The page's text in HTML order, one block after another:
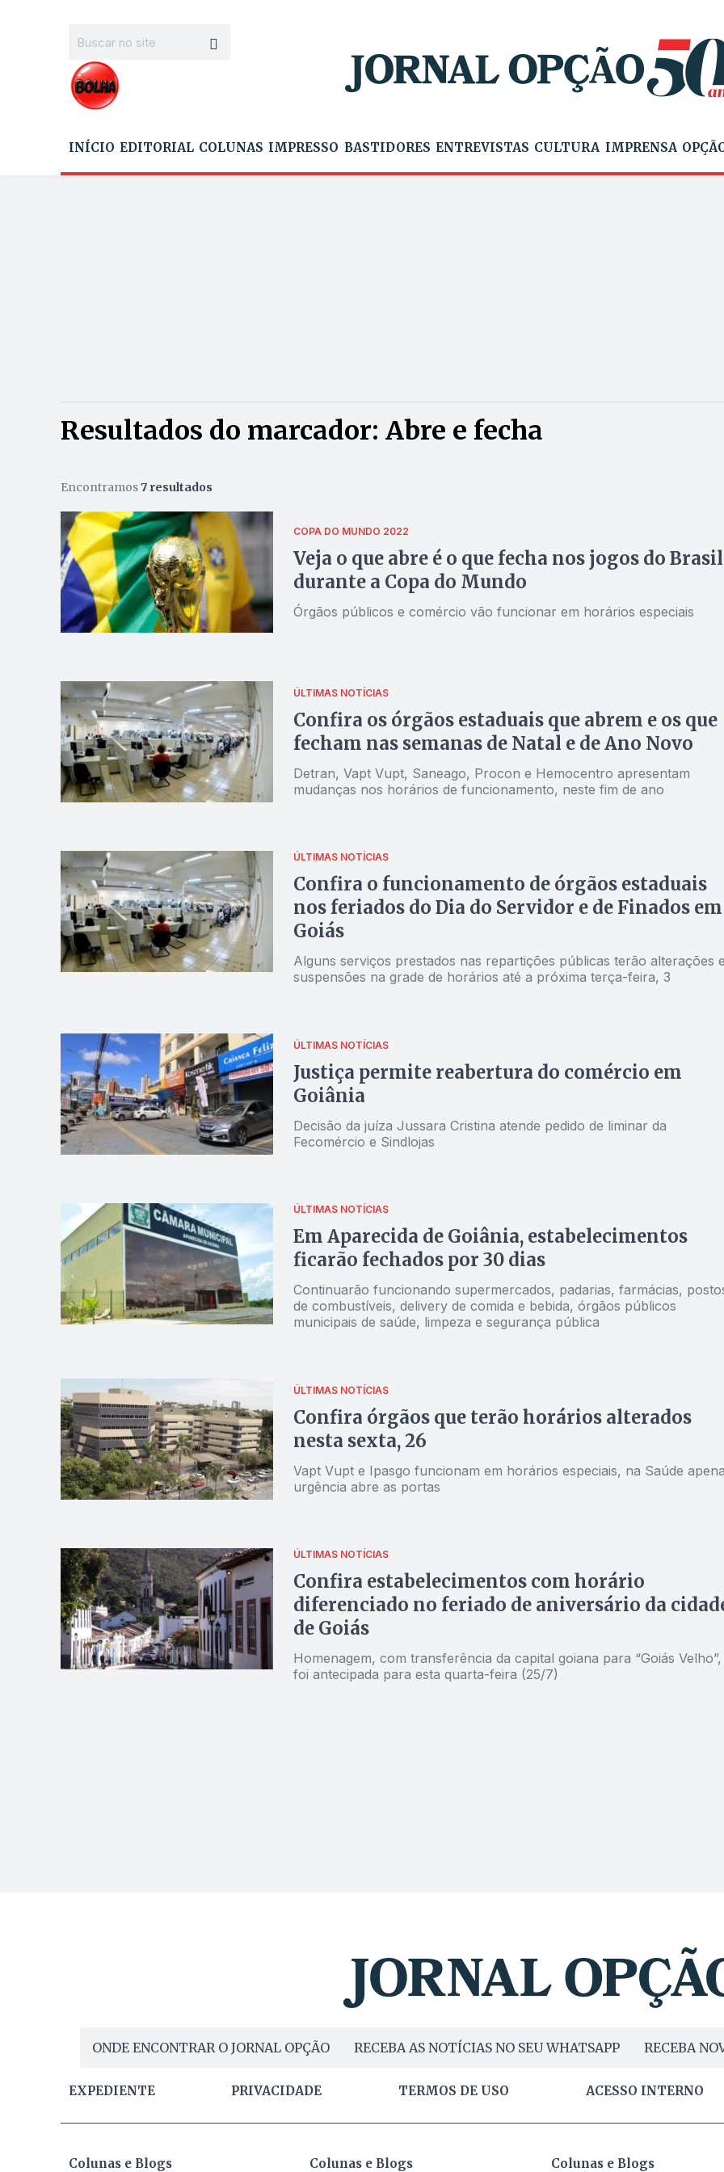
INÍCIO EDITORIAL COLUNAS IMPRESSO BASTIDORES ENTREVISTAS CULTURA IMPRENSA
Resultados do marcador: Abre e fecha
Encontramos7 resultados
COPA DO MUNDO 2022
Veja o que abre é o que fecha nos jogos do Brasil
durante a Copa do Mundo
Órgãos públicos e comércio vão funcionar em horários especiais
ÚLTIMAS NOTÍCIAS
Confira os órgãos estaduais que abrem e os que
fecham nas semanas de Natal e de Ano Novo
Detran, Vapt Vupt, Saneago, Procon e Hemocentro apresentam
mudanças nos horários de funcionamento, neste fim de ano
ÚLTIMAS NOTÍCIAS
Confira o funcionamento de órgãos estaduais
nos feriados do Dia do Servidor e de Finados em
Goiás
Alguns serviços prestados nas repartições públicas terão alterações
suspensões na grade de horários até a próxima terça-feira, 3
ÚLTIMAS NOTÍCIAS
Justiça permite reabertura do comércio em
Goiânia
Decisão da juíza Jussara Cristina atende pedido de liminar da
Fecomércio e Sindlojas
ÚLTIMAS NOTÍCIAS
Em Aparecida de Goiânia, estabelecimentos
ficarão fechados por 30 dias
Continuarão funcionando supermercados, padarias, farmácias,
de combustíveis, delivery de comida e bebida, órgãos públicos
municipais de saúde, limpeza e segurança pública
ÚLTIMAS NOTÍCIAS
Confira órgãos que terão horários alterados
nesta sexta, 26
Vapt Vupt e Ipasgo funcionam em horários especiais, na Saúde
urgência abre as portas
ÚLTIMAS NOTÍCIAS
Confira estabelecimentos com horário
diferenciado no feriado de aniversário da
de Goiás
Homenagem, com transferência da capital goiana para “Goiás Velho”,
foi antecipada para esta quarta-feira (25/7)
ONDE ENCONTRAR O JORNAL OPÇÃO RECEBA AS NOTÍCIAS NO SEU WHATSAPP RECEBA
EXPEDIENTE PRIVACIDADE TERMOS DE USO ACESSO INTERNO
Colunas e Blogs Colunas e Blogs Colunas e Blogs